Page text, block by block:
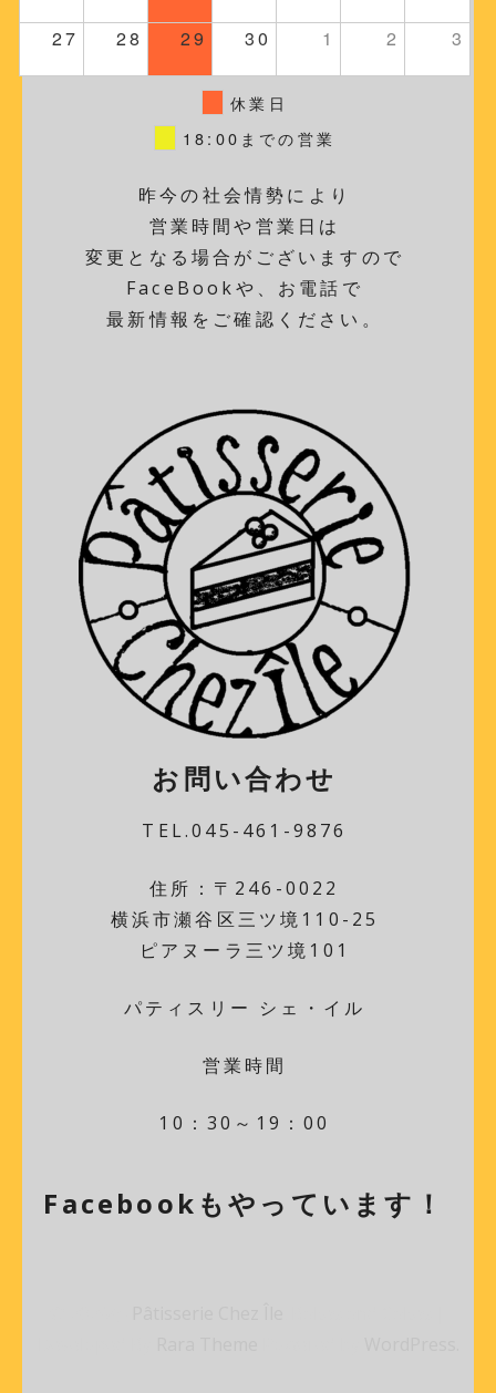
27 28 29 30 1 2 3
休業日
18:00までの営業
昨今の社会情勢により
営業時間や営業日は
変更となる場合がございますので
FaceBookや、お電話で
最新情報をご確認ください。
お問い合わせ
TEL.045-461-9876
住所：〒246-0022
横浜市瀬谷区三ツ境110-25
ピアヌーラ三ツ境101
パティスリー シェ・イル
営業時間
10：30～19：00
Facebookもやっています！